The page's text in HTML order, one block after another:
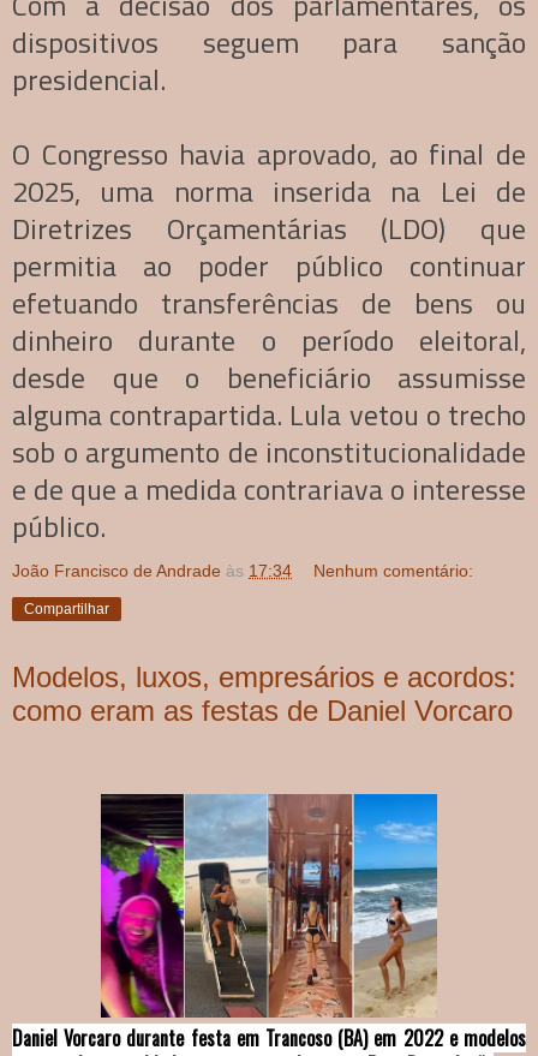
dispositivos seguem para sanção
presidencial.
O Congresso havia aprovado, ao final de
2025, uma norma inserida na Lei de
Diretrizes Orçamentárias (LDO) que
permitia ao poder público continuar
efetuando transferências de bens ou
dinheiro durante o período eleitoral,
desde que o beneficiário assumisse
alguma contrapartida. Lula vetou o trecho
sob o argumento de inconstitucionalidade
e de que a medida contrariava o interesse
público.
João Francisco de Andrade às 17:34 Nenhum comentário:
Compartilhar
Modelos, luxos, empresários e acordos:
como eram as festas de Daniel Vorcaro
Daniel Vorcaro durante festa em Trancoso (BA) em 2022 e modelos